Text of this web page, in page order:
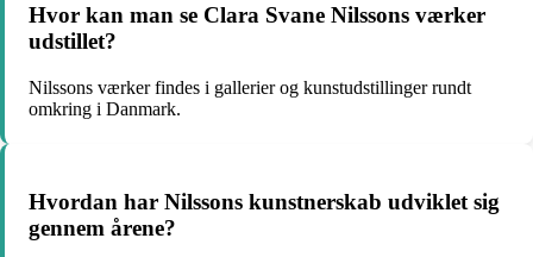
Hvor kan man se Clara Svane Nilssons værker
udstillet?
Nilssons værker findes i gallerier og kunstudstillinger rundt
omkring i Danmark.
Hvordan har Nilssons kunstnerskab udviklet sig
gennem årene?